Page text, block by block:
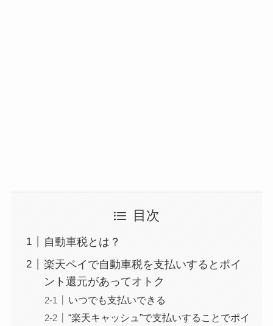
目次
自動車税とは？
楽天ペイで自動車税を支払いするとポイ
ント還元があってオトク
いつでも支払いできる
“楽天キャッシュ”で支払いすることでポイ